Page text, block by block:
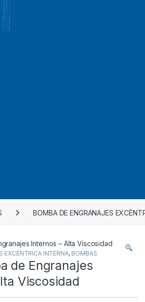
BOMBA DE ENGRANAJES
EXCÉNTRICA INTERNA, BOMBAS
de Engranajes
Viscosidad